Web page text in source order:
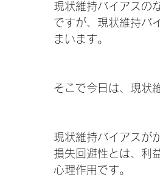
現状維持バイアスの
ですが、現状維持バ
まいます。
そこで今日は、現状
現状維持バイアスが
損失回避性とは、利
心理作用です。